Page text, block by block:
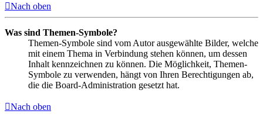
Nach oben
Was sind Themen-Symbole?
Themen-Symbole sind vom Autor ausgewählte Bilder, welche
mit einem Thema in Verbindung stehen können, um dessen
Inhalt kennzeichnen zu können. Die Möglichkeit, Themen-
Symbole zu verwenden, hängt von Ihren Berechtigungen ab,
die die Board-Administration gesetzt hat.
Nach oben